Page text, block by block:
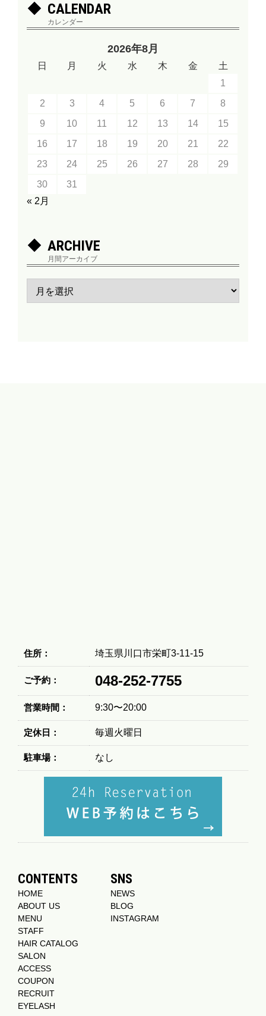
CALENDAR
カレンダー
2026年8月
日 月 火 水 木 金
土
1
2
3 4 5 6 7
8
9
10 11 12 13 14
15
16
17 18 19 20 21
22
23
24 25 26 27 28
29
30
31
« 2月
ARCHIVE
月間アーカイブ
住所： 埼玉県川口市栄町3-11-15
ご予約： 048-252-7755
営業時間： 9:30〜20:00
定休日： 毎週火曜日
駐車場： なし
CONTENTS
HOME
ABOUT US
MENU
STAFF
HAIR CATALOG
SALON
ACCESS
COUPON
RECRUIT
EYELASH
SNS
NEWS
BLOG
INSTAGRAM